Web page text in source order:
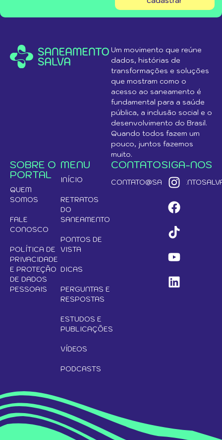
Um movimento que reúne
dados, histórias de
transformações e soluções
que mostram como o
acesso ao saneamento é
fundamental para a saúde
pública, a inclusão social e o
desenvolvimento do Brasil.
Quando todos fazem um
pouco, juntos fazemos
muito.
SOBRE O
PORTAL
QUEM
SOMOS
FALE
CONOSCO
POLÍTICA DE
PRIVACIDADE
E PROTEÇÃO
DE DADOS
PESSOAIS
MENU
INÍCIO
RETRATOS
DO
SANEAMENTO
PONTOS DE
VISTA
DICAS
PERGUNTAS E
RESPOSTAS
ESTUDOS E
PUBLICAÇÕES
VÍDEOS
PODCASTS
CONTATOSIGA-NOS